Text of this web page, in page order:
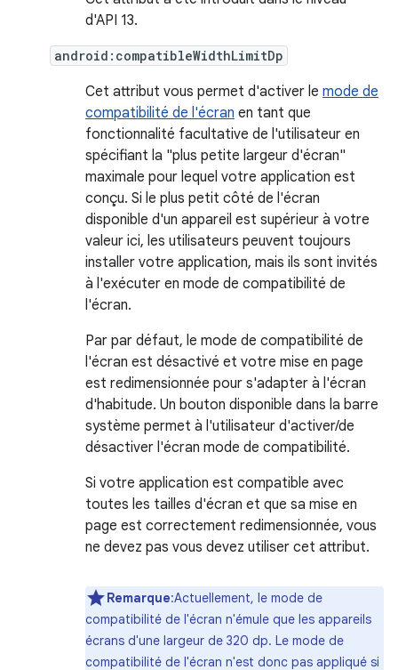
d'API 13.
android:compatibleWidthLimitDp
Cet attribut vous permet d'activer le mode de
compatibilité de l'écran en tant que
fonctionnalité facultative de l'utilisateur en
spécifiant la "plus petite largeur d'écran"
maximale pour lequel votre application est
conçu. Si le plus petit côté de l'écran
disponible d'un appareil est supérieur à votre
valeur ici, les utilisateurs peuvent toujours
installer votre application, mais ils sont invités
à l'exécuter en mode de compatibilité de
l'écran.
Par par défaut, le mode de compatibilité de
l'écran est désactivé et votre mise en page
est redimensionnée pour s'adapter à l'écran
d'habitude. Un bouton disponible dans la barre
système permet à l'utilisateur d'activer/de
désactiver l'écran mode de compatibilité.
Si votre application est compatible avec
toutes les tailles d'écran et que sa mise en
page est correctement redimensionnée, vous
ne devez pas vous devez utiliser cet attribut.
Remarque:Actuellement, le mode de
compatibilité de l'écran n'émule que les appareils
écrans d'une largeur de 320 dp. Le mode de
compatibilité de l'écran n'est donc pas appliqué si